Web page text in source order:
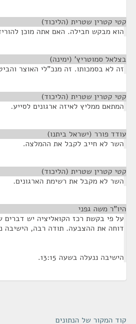
קטי קטרין שטרית (הליכוד)
הוא מבקש חבילה. האם אתה מוכן
בצלאל סמוטריץ' (ימינה)
זה לא בסמכותו. זה מנכ"לי האוצר
קטי קטרין שטרית (הליכוד)
המתאם ממליץ לאיזה ארגונים לסייע.
עודד פורר (ישראל ביתנו)
השר לא חייב לקבל את ההמלצה.
קטי קטרין שטרית (הליכוד)
השר לא מקבל את רשימת הארגונים.
היו"ר משה גפני
על פי בקשת רכז הקואליציה יש דברים
דוחה את ההצבעה. תודה רבה, הישיבה
הישיבה ננעלה בשעה 13:15.
קוד המקור של הנתונים